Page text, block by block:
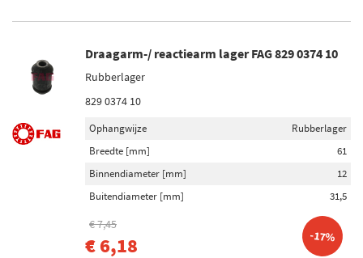
Draagarm-/ reactiearm lager FAG 829 0374 10
Rubberlager
829 0374 10
Ophangwijze
Rubberlager
Breedte [mm]
61
Binnendiameter [mm]
12
Buitendiameter [mm]
31,5
€ 7,45
€ 6,18 -17%